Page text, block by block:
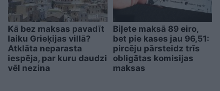
Kā bez maksas pavadīt
laiku Grieķijas villā?
Atklāta neparasta
iespēja, par kuru daudzi
vēl nezina
Biļete maksā 89 eiro,
bet pie kases jau 96,51:
pircēju pārsteidz trīs
obligātas komisijas
maksas